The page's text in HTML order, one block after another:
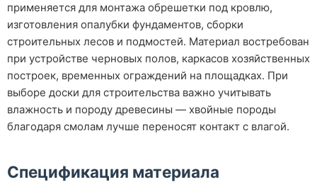
применяется для монтажа обрешетки под кровлю,
изготовления опалубки фундаментов, сборки
строительных лесов и подмостей. Материал востребован
при устройстве черновых полов, каркасов хозяйственных
построек, временных ограждений на площадках. При
выборе доски для строительства важно учитывать
влажность и породу древесины — хвойные породы
благодаря смолам лучше переносят контакт с влагой.
Спецификация материала